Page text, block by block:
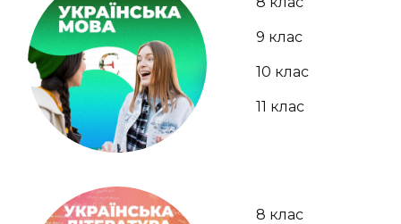
9 клас
10 клас
11 клас
8 клас